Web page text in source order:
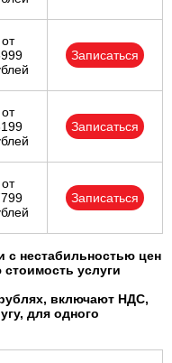
от
Записаться
от
Записаться
от
Записаться
нестабильностью цен
услуги
включают НДС,
для одного